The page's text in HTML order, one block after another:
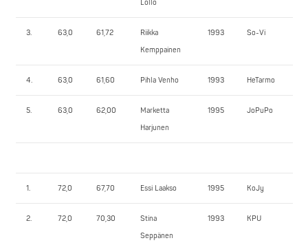
Löllö
3. 63,0 61,72
Riikka
Kemppainen
1993 So-Vi
4. 63,0 61,60 Pihla Venho 1993 HeTarmo
5. 63,0 62,00
Marketta
Harjunen
1995 JoPuPo
1. 72,0 67,70 Essi Laakso 1995 KoJy
2. 72,0 70,30
Stina
Seppänen
1993 KPU